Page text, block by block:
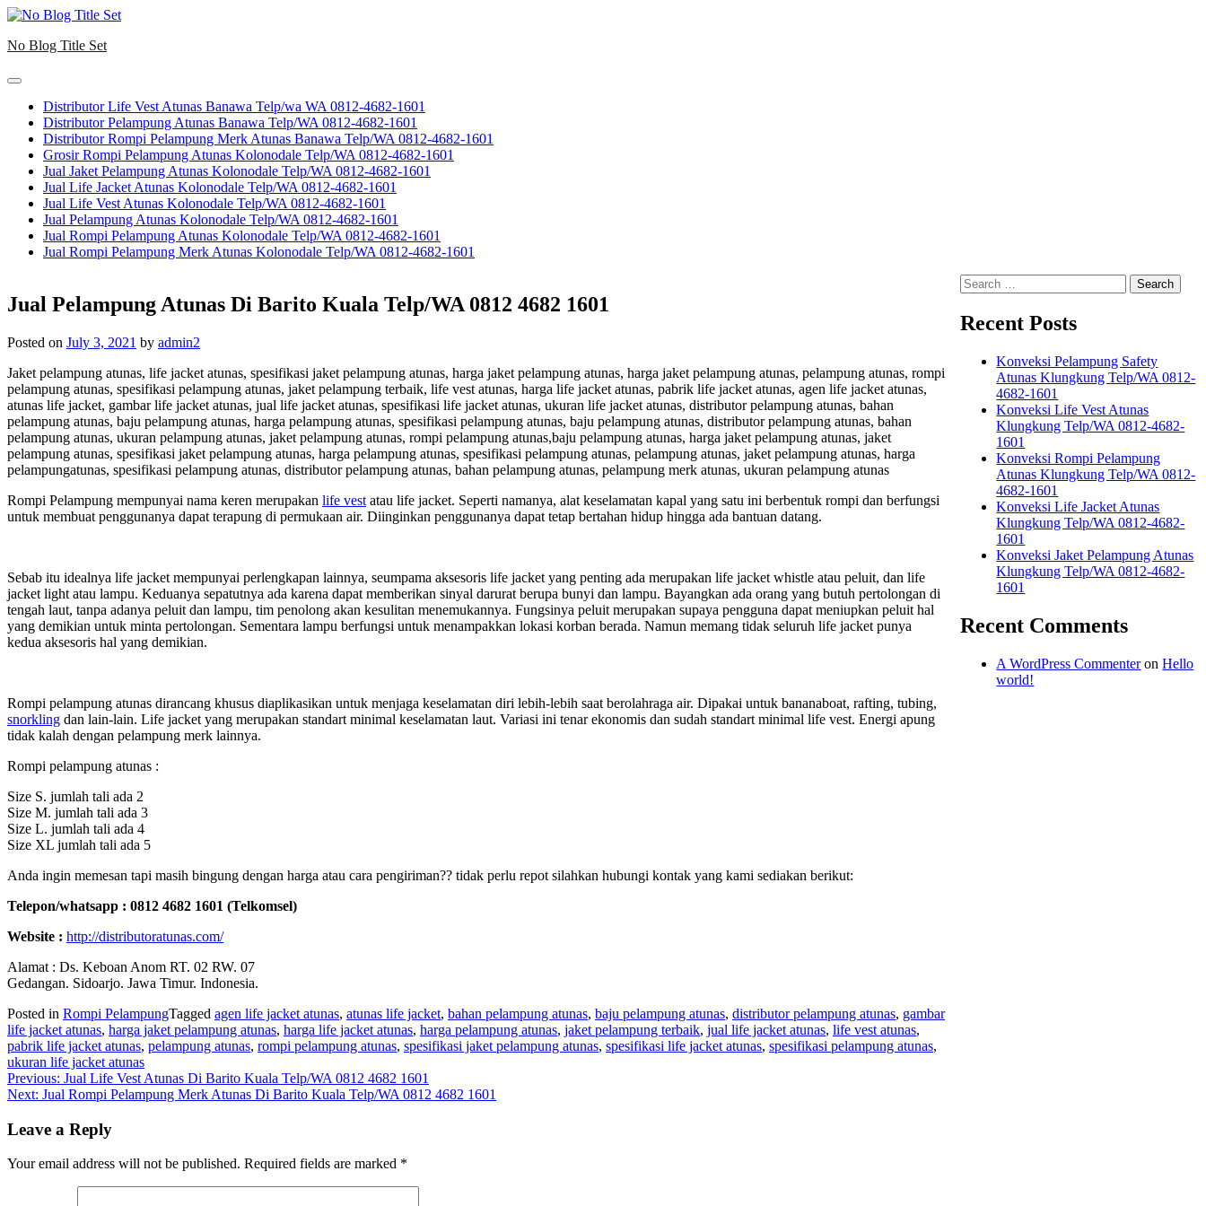
Skip
content
No Blog Title Set
Distributor Life Vest Atunas Banawa Telp/wa WA 0812-4682-1601
Distributor Pelampung Atunas Banawa Telp/WA 0812-4682-1601
Distributor Rompi Pelampung Merk Atunas Banawa Telp/WA 0812-4682-1601
Grosir Rompi Pelampung Atunas Kolonodale Telp/WA 0812-4682-1601
Jual Jaket Pelampung Atunas Kolonodale Telp/WA 0812-4682-1601
Jual Life Jacket Atunas Kolonodale Telp/WA 0812-4682-1601
Jual Life Vest Atunas Kolonodale Telp/WA 0812-4682-1601
Jual Pelampung Atunas Kolonodale Telp/WA 0812-4682-1601
Jual Rompi Pelampung Atunas Kolonodale Telp/WA 0812-4682-1601
Jual Rompi Pelampung Merk Atunas Kolonodale Telp/WA 0812-4682-1601
Jual Pelampung Atunas Di Barito Kuala Telp/WA 0812 4682 1601
Posted on July 3, 2021 by admin2
Jaket pelampung atunas, life jacket atunas, spesifikasi jaket pelampung atunas, harga jaket pelampung atunas, harga jaket pelampung atunas, pelampung atunas, rompi
pelampung atunas, spesifikasi pelampung atunas, jaket pelampung terbaik, life vest atunas, harga life jacket atunas, pabrik life jacket atunas, agen life jacket atunas,
atunas life jacket, gambar life jacket atunas, jual life jacket atunas, spesifikasi life jacket atunas, ukuran life jacket atunas, distributor pelampung atunas, bahan
pelampung atunas, baju pelampung atunas, harga pelampung atunas, spesifikasi pelampung atunas, baju pelampung atunas, distributor pelampung atunas, bahan
pelampung atunas, ukuran pelampung atunas, jaket pelampung atunas, rompi pelampung atunas,baju pelampung atunas, harga jaket pelampung atunas, jaket
pelampung atunas, spesifikasi jaket pelampung atunas, harga pelampung atunas, spesifikasi pelampung atunas, pelampung atunas, jaket pelampung atunas, harga
pelampungatunas, spesifikasi pelampung atunas, distributor pelampung atunas, bahan pelampung atunas, pelampung merk atunas, ukuran pelampung atunas
Rompi Pelampung mempunyai nama keren merupakan life vest atau life jacket. Seperti namanya, alat keselamatan kapal yang satu ini berbentuk rompi dan berfungsi
untuk membuat penggunanya dapat terapung di permukaan air. Diinginkan penggunanya dapat tetap bertahan hidup hingga ada bantuan datang.
Sebab itu idealnya life jacket mempunyai perlengkapan lainnya, seumpama aksesoris life jacket yang penting ada merupakan life jacket whistle atau peluit, dan life
jacket light atau lampu. Keduanya sepatutnya ada karena dapat memberikan sinyal darurat berupa bunyi dan lampu. Bayangkan ada orang yang butuh pertolongan di
tengah laut, tanpa adanya peluit dan lampu, tim penolong akan kesulitan menemukannya. Fungsinya peluit merupakan supaya pengguna dapat meniupkan peluit hal
yang demikian untuk minta pertolongan. Sementara lampu berfungsi untuk menampakkan lokasi korban berada. Namun memang tidak seluruh life jacket punya
kedua aksesoris hal yang demikian.
Rompi pelampung atunas dirancang khusus diaplikasikan untuk menjaga keselamatan diri lebih-lebih saat berolahraga air. Dipakai untuk bananaboat, rafting, tubing,
snorkling dan lain-lain. Life jacket yang merupakan standart minimal keselamatan laut. Variasi ini tenar ekonomis dan sudah standart minimal life vest. Energi apung
tidak kalah dengan pelampung merk lainnya.
Rompi pelampung atunas :
Size S. jumlah tali ada 2
Size M. jumlah tali ada 3
Size L. jumlah tali ada 4
Size XL jumlah tali ada 5
Anda ingin memesan tapi masih bingung dengan harga atau cara pengiriman?? tidak perlu repot silahkan hubungi kontak yang kami sediakan berikut:
Telepon/whatsapp : 0812 4682 1601 (Telkomsel)
Website : http://distributoratunas.com/
Alamat : Ds. Keboan Anom RT. 02 RW. 07
Gedangan. Sidoarjo. Jawa Timur. Indonesia.
Posted in Rompi PelampungTagged agen life jacket atunas, atunas life jacket, bahan pelampung atunas, baju pelampung atunas, distributor pelampung atunas, gambar
life jacket atunas, harga jaket pelampung atunas, harga life jacket atunas, harga pelampung atunas, jaket pelampung terbaik, jual life jacket atunas, life vest atunas,
pabrik life jacket atunas, pelampung atunas, rompi pelampung atunas, spesifikasi jaket pelampung atunas, spesifikasi life jacket atunas, spesifikasi pelampung atunas,
ukuran life jacket atunas
Post
navigation
Previous: Jual Life Vest Atunas Di Barito Kuala Telp/WA 0812 4682 1601
Next: Jual Rompi Pelampung Merk Atunas Di Barito Kuala Telp/WA 0812 4682 1601
Leave a Reply
Your email address will not be published. Required fields are marked *
Search
for:
Recent Posts
Konveksi Pelampung Safety
Atunas Klungkung Telp/WA 0812-
4682-1601
Konveksi Life Vest Atunas
Klungkung Telp/WA 0812-4682-
1601
Konveksi Rompi Pelampung
Atunas Klungkung Telp/WA 0812-
4682-1601
Konveksi Life Jacket Atunas
Klungkung Telp/WA 0812-4682-
1601
Konveksi Jaket Pelampung Atunas
Klungkung Telp/WA 0812-4682-
1601
Recent Comments
A WordPress CommenteronHello
world!